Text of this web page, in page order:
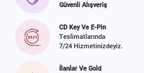
Güvenli Alışveriş
CD Key Ve E-Pin
Teslimatlarında
7/24 Hizmetinizdeyiz.
İlanlar Ve Gold